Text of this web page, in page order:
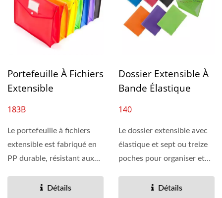
Portefeuille À Fichiers
Extensible
183B
Le portefeuille à fichiers
extensible est fabriqué en
PP durable, résistant aux
Détails
Dossier Extensible À
Bande Élastique
140
Le dossier extensible avec
élastique et sept ou treize
poches pour organiser et
Détails